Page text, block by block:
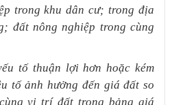
trong khu dân cư; trong địa
đất nông nghiệp trong cùng
tố thuận lợi hơn hoặc kém
tố ảnh hưởng đến giá đất so
vị trí đất trong bảng giá